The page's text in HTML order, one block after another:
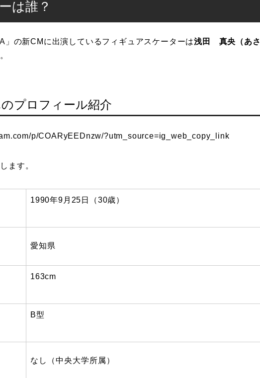
は誰？
」の新CMに出演しているフィギュアスケーターは浅田 真央（あさ
プロフィール紹介
p/COARyEEDnzw/?utm_source=ig_web_copy_link
ます。
1990年9月25日（30歳）
愛知県
163cm
B型
なし（中央大学所属）